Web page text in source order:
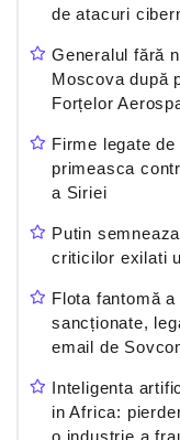
de atacuri
Generalul fără
Moscova după
Forțelor
Firme legate
primeasca
a Siriei
Putin
criticilor exilati
Flota fantomă
sancționate,
email de
Inteligenta
in Africa:
o industrie a